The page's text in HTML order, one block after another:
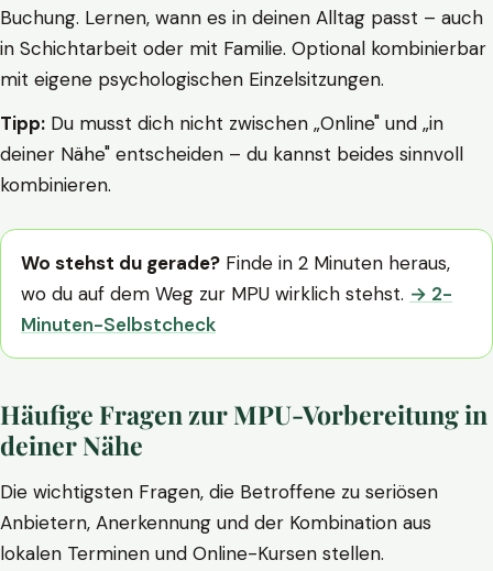
Buchung. Lernen, wann es in deinen Alltag passt – auch
in Schichtarbeit oder mit Familie. Optional kombinierbar
mit eigene psychologischen Einzelsitzungen.
Tipp: Du musst dich nicht zwischen „Online" und „in
deiner Nähe" entscheiden – du kannst beides sinnvoll
kombinieren.
Wo stehst du gerade? Finde in 2 Minuten heraus,
wo du auf dem Weg zur MPU wirklich stehst. → 2-
Minuten-Selbstcheck
Häufige Fragen zur MPU-Vorbereitung in
deiner Nähe
Die wichtigsten Fragen, die Betroffene zu seriösen
Anbietern, Anerkennung und der Kombination aus
lokalen Terminen und Online-Kursen stellen.